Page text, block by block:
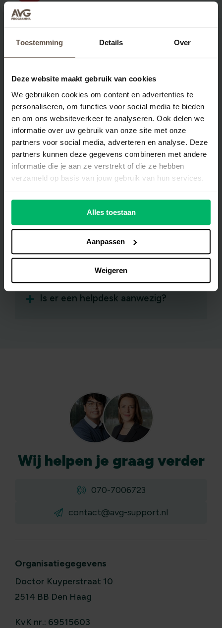
Toestemming Details Over
Deze website maakt gebruik van cookies
We gebruiken cookies om content en advertenties te
personaliseren, om functies voor social media te bieden
en om ons websiteverkeer te analyseren. Ook delen we
informatie over uw gebruik van onze site met onze
partners voor social media, adverteren en analyse. Deze
partners kunnen deze gegevens combineren met andere
informatie die je aan ze verstrekt of die ze hebben
verzameld op basis van jouw gebruik van hun services.
Alles toestaan
Aanpassen
Weigeren
Kan ik ook kiezen voor per maand
factureren?
Wat zijn de voordelen van het AVG
OK-vignet?
Kan ik mijn medewerkers ook
betrekken bij AVG-support.nl?
Wat gebeurt er als ik het
stappenplan heb voltooid?
Is juridische kennis nodig om de
online werkomgeving te doorlopen?
Is er een helpdesk aanwezig?
Wij helpen je graag verder
070-7006723
contact@avg-support.nl
Organisatiegegevens
Doctor Kuyperstraat 10
2514 BB Den Haag
KvK nr.: 69515603